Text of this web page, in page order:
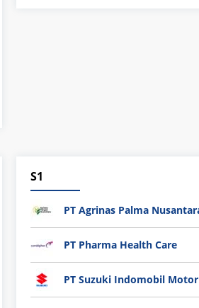
S1
PT Pharma Health Care
PT Suzuki Indomobil Motor